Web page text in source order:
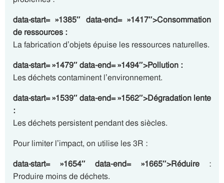
data-start= »1385″ data-end= »1417″>Consommation
de ressources :
La fabrication d’objets épuise les ressources naturelles.
data-start= »1479″ data-end= »1494″>Pollution :
Les déchets contaminent l’environnement.
data-start= »1539″ data-end= »1562″>Dégradation lente
:
Les déchets persistent pendant des siècles.
Pour limiter l’impact, on utilise les 3R :
data-start= »1654″ data-end= »1665″>Réduire:
Produire moins de déchets.